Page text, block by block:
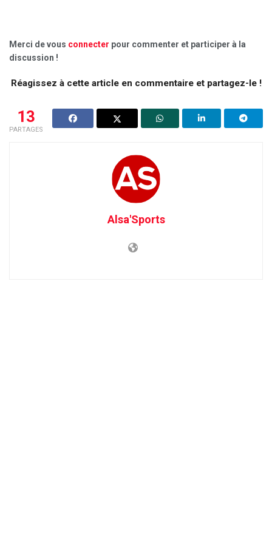
Merci de vous connecter pour commenter et participer à la
discussion !
Réagissez à cette article en commentaire et partagez-le !
13
PARTAGES
Alsa'Sports